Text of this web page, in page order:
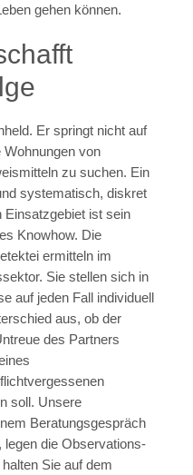
gehen können.
Er springt nicht auf
Wohnungen von
zu suchen. Ein
systematisch, diskret
Einsatzgebiet ist sein
Knowhow. Die
ermitteln im
Sie stellen sich in
auf jeden Fall individuell
aus, ob der
des Partners
soll. Unsere
Beratungsgespräch
legen die Observations-
Sie auf dem